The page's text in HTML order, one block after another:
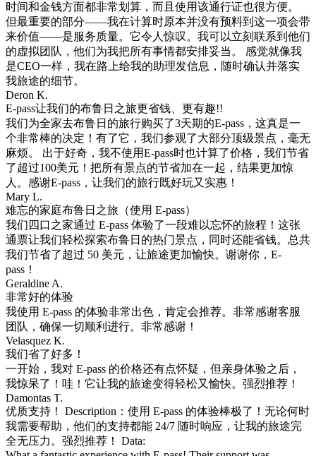
时间和金钱方面都非常划算，而且使用该通行证也很方便。
但最重要的部分——我在计算时原本并没有预料到这一项会带
来价值——是服务质量。它令人惊叹。我可以立刻联系到他们
的虚拟团队，他们为我把所有事情都安排妥当。 感觉就像我
是CEO一样，我在路上给我的助理发信息，随时确认并落实
我旅途的细节。
Deron K.
E-pass让我们的布鲁日之旅更省钱、更有趣!!
我们为全家去布鲁日的旅行购买了3天期的E-pass，这真是一
个非常棒的决定！有了它，我们参观了大部分顶级景点，毫无
麻烦。 出于好奇，我不使用E-pass时也计算了价格，我们节省
了超过100美元！把所有景点的节省加在一起，结果更加惊
人。感谢E-pass，让我们的旅行既好玩又实惠！
Mary L.
难忘的家庭布鲁日之旅（使用 E-pass）
我们四口之家通过 E-pass 体验了一段难以忘怀的旅程！这张
通票让我们轻松探索布鲁日的热门景点，同时还能省钱。总共
我们节省了超过 50 美元，让旅途更加愉快。谢谢你，E-
pass！
Geraldine A.
非常好的体验
我使用 E-pass 的体验非常出色，肯定会推荐。非常感谢客服
团队，确保一切顺利进行。非常感谢！
Velasquez K.
我们省了好多！
一开始，我对 E-pass 的价格还有点怀疑，但亲身体验之后，
我惊呆了！哇！它让我的旅途变得轻松又愉快。强烈推荐！
Damontas T.
优质支持！ Description：使用 E-pass 的体验棒极了！无论何时
我需要帮助，他们的支持都能 24/7 随时响应，让我的旅途完
全无压力。强烈推荐！ Data: